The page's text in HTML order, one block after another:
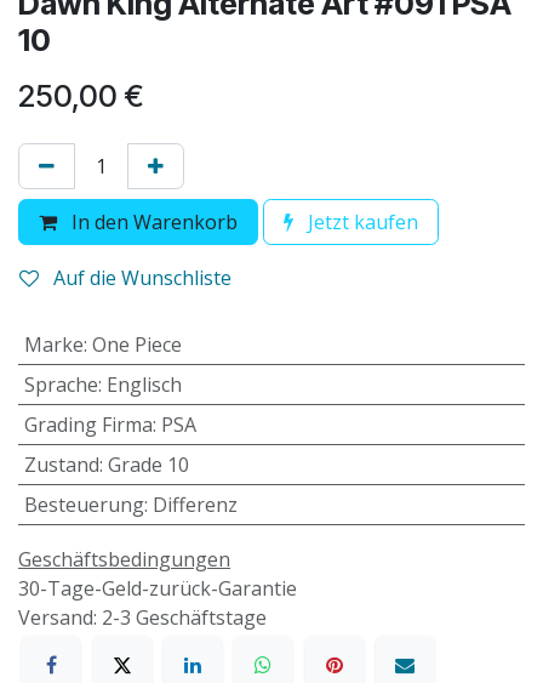
10
250,00 €
In den Warenkorb Jetzt kaufen
Auf die Wunschliste
Marke: One Piece
Sprache: Englisch
Grading Firma: PSA
Zustand: Grade 10
Besteuerung: Differenz
Geschäftsbedingungen
30-Tage-Geld-zurück-Garantie
Versand: 2-3 Geschäftstage